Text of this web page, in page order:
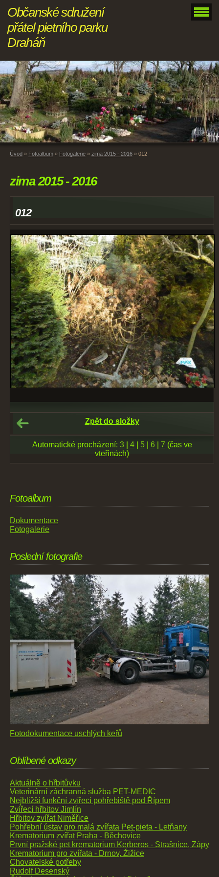
Občanské sdružení
přátel pietního parku
Draháň
Úvod » Fotoalbum » Fotogalerie » zima 2015 - 2016 » 012
zima 2015 - 2016
012
Zpět do složky
Automatické procházení: 3| 4| 5| 6| 7 (čas ve
vteřinách)
Fotoalbum
Dokumentace
Fotogalerie
Poslední fotografie
Fotodokumentace uschlých keřů
Oblíbené odkazy
Aktuálně o hřbitůvku
Veterinární záchranná služba PET-MEDIC
Nejbližší funkční zvířecí pohřebiště pod Řípem
Zvířecí hřbitov Jimlín
Hřbitov zvířat Niměřice
Pohřební ústav pro malá zvířata Pet-pieta - Letňany
Krematorium zvířat Praha - Běchovice
První pražské pet krematorium Kerberos - Strašnice, Zápy
Krematorium pro zvířata - Drnov, Žižice
Chovatelské potřeby
Rudolf Desenský